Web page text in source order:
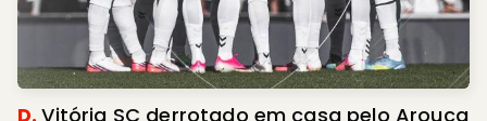
D.Vitória SC derrotado em casa pelo Arouca